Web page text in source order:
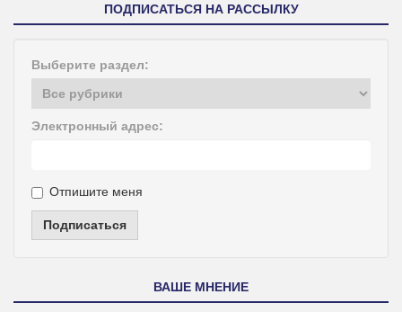
ПОДПИСАТЬСЯ НА РАССЫЛКУ
Выберите раздел:
Электронный адрес:
Отпишите меня
Подписаться
ВАШЕ МНЕНИЕ